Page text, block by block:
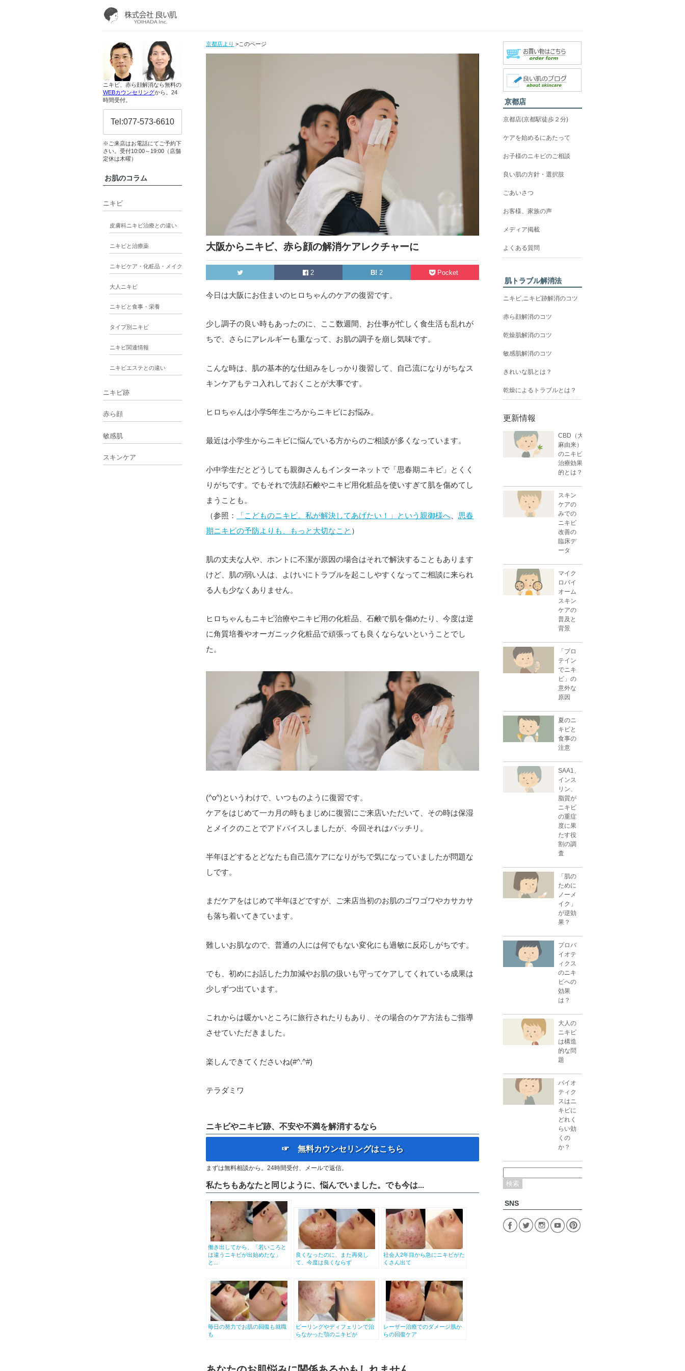
京都店より >このページ
大阪からニキビ、赤ら顔の解消ケアレクチャーに
2 B! 2 Pocket
今日は大阪にお住まいのヒロちゃんのケアの復習です。
少し調子の良い時もあったのに、ここ数週間、お仕事が忙しく食生活も乱れが
ちで、さらにアレルギーも重なって、お肌の調子を崩し気味です。
こんな時は、肌の基本的な仕組みをしっかり復習して、自己流になりがちなス
キンケアもテコ入れしておくことが大事です。
ヒロちゃんは小学5年生ごろからニキビにお悩み。
最近は小学生からニキビに悩んでいる方からのご相談が多くなっています。
小中学生だとどうしても親御さんもインターネットで「思春期ニキビ」とくく
りがちです。でもそれで洗顔石鹸やニキビ用化粧品を使いすぎて肌を傷めてし
まうことも。
（参照：
「こどものニキビ。私が解決してあげたい！」という親御様へ
思春
期ニキビの予防よりも、もっと大切なこと ）
肌の丈夫な人や、ホントに不潔が原因の場合はそれで解決することもあります
けど、肌の弱い人は、よけいにトラブルを起こしやすくなってご相談に来られ
る人も少なくありません。
ヒロちゃんもニキビ治療やニキビ用の化粧品、石鹸で肌を傷めたり、今度は逆
に角質培養やオーガニック化粧品で頑張っても良くならないということでし
た。
(^o^)というわけで、いつものように復習です。
ケアをはじめて一カ月の時もまじめに復習にご来店いただいて、その時は保湿
とメイクのことでアドバイスしましたが、今回それはバッチリ。
半年ほどするとどなたも自己流ケアになりがちで気になっていましたが問題な
しです。
まだケアをはじめて半年ほどですが、ご来店当初のお肌のゴワゴワやカサカサ
も落ち着いてきています。
難しいお肌なので、普通の人には何でもない変化にも過敏に反応しがちです。
でも、初めにお話した力加減やお肌の扱いも守ってケアしてくれている成果は
少しずつ出ています。
これからは暖かいところに旅行されたりもあり、その場合のケア方法もご指導
させていただきました。
楽しんできてくださいね(#^.^#)
テラダミワ
ニキビやニキビ跡、不安や不満を解消するなら
☞ 無料カウンセリングはこちら
まずは無料相談から。24時間受付、メールで返信。
私たちもあなたと同じように、悩んでいました。でも今は...
働き出してから、「若いころと
は違うニキビが出始めたな」
と...
良くなったのに、また再発し
て、今度は良くならず
社会人2年目から急にニキビがた
くさん出て
毎日の努力でお肌の回復も就職
も
ピーリングやディフェリンで治
らなかった顎のニキビが
レーザー治療でのダメージ肌か
らの回復ケア
ニキビ、赤ら顔解消なら無料の
WEBカウンセリングから。24
時間受付。
Tel:077-573-6610
※ご来店はお電話にてご予約下
さい。受付10:00～19:00（店舗
定休は木曜）
お肌のコラム
ニキビ
皮膚科ニキビ治療との違い
ニキビと治療薬
ニキビケア・化粧品・メイク
大人ニキビ
ニキビと食事・栄養
タイプ別ニキビ
ニキビ関連情報
ニキビエステとの違い
ニキビ跡
赤ら顔
敏感肌
スキンケア
京都店
京都店(京都駅徒歩２分)
ケアを始めるにあたって
お子様のニキビのご相談
良い肌の方針・選択肢
ごあいさつ
お客様、家族の声
メディア掲載
よくある質問
肌トラブル解消法
ニキビ,ニキビ跡解消のコツ
赤ら顔解消のコツ
乾燥肌解消のコツ
敏感肌解消のコツ
きれいな肌とは？
乾燥によるトラブルとは？
更新情報
CBD（大
麻由来）
のニキビ
治療効果
的とは？
スキン
ケアの
みでの
ニキビ
改善の
臨床デ
ータ
マイク
ロバイ
オーム
スキン
ケアの
普及と
背景
「プロ
テイン
でニキ
ビ」の
意外な
原因
夏のニ
キビと
食事の
注意
SAA1、
インス
リン、
脂質が
ニキビ
の重症
度に果
たす役
割の調
査
「肌の
ために
ノーメ
イク」
が逆効
果？
プロバ
イオテ
ィクス
のニキ
ビへの
効果
は？
大人の
ニキビ
は構造
的な問
題
バイオ
ティク
スはニ
キビに
どれく
らい効
くの
か？
索:
SNS